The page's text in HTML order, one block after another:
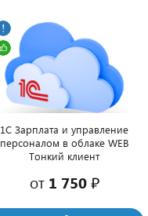
1С Зарплата и управление
персоналом в облаке WEB
Тонкий клиент
от 1 750 ₽